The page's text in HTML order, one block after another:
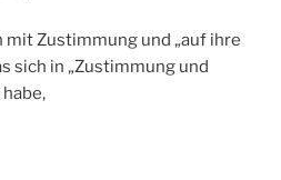
mit Zustimmung und „auf ihre
sich in „Zustimmung und